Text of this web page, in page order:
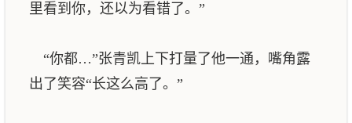
里看到你，还以为看错了。”
“你都…”张青凯上下打量了他一通，嘴角露
出了笑容“长这么高了。”